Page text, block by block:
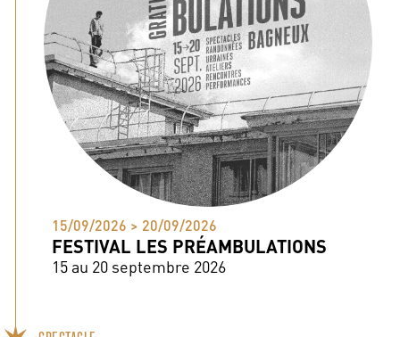
15/09/2026 > 20/09/2026
FESTIVAL LES PRÉAMBULATIONS
15 au 20 septembre 2026